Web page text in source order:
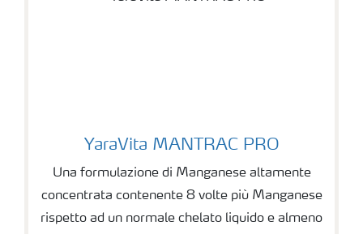
YaraVita MANTRAC PRO
Una formulazione di Manganese altamente
concentrata contenente 8 volte più Manganese
rispetto ad un normale chelato liquido e almeno